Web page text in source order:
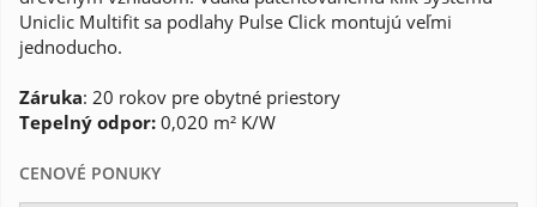
Uniclic Multifit sa podlahy Pulse Click montujú veľmi
jednoducho.
Záruka: 20 rokov pre obytné priestory
Tepelný odpor: 0,020 m² K/W
CENOVÉ PONUKY